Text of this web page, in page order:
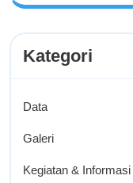
Kategori
Data
Galeri
Kegiatan & Informasi